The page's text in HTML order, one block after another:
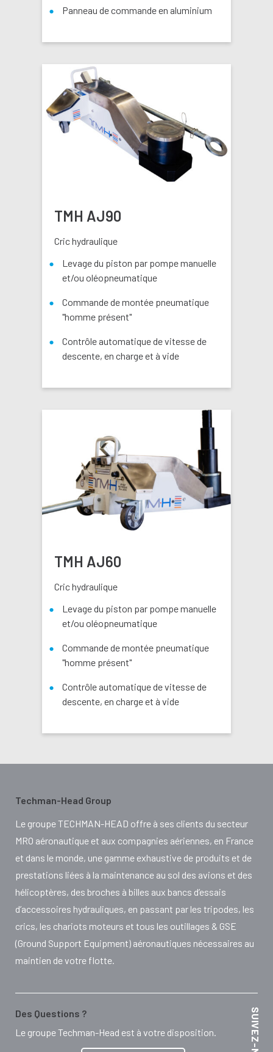
Panneau de commande en aluminium
TMH AJ90
Cric hydraulique
Levage du piston par pompe manuelle
et/ou oléopneumatique
Commande de montée pneumatique
"homme présent"
Contrôle automatique de vitesse de
descente, en charge et à vide
TMH AJ60
Cric hydraulique
Levage du piston par pompe manuelle
et/ou oléopneumatique
Commande de montée pneumatique
"homme présent"
Contrôle automatique de vitesse de
descente, en charge et à vide
Techman-Head Group
Le groupe TECHMAN-HEAD offre à ses clients du secteur
MRO aéronautique et aux compagnies aériennes, en France
et dans le monde, une gamme exhaustive de produits et de
prestations liées à la maintenance au sol des avions et des
hélicoptères, des broches à billes aux bancs d’essais
d’accessoires hydrauliques, en passant par les tripodes, les
crics, les chariots moteurs et tous les outillages & GSE
(Ground Support Equipment) aéronautiques nécessaires au
maintien de votre flotte.
Des Questions ?
Le groupe Techman-Head est à votre disposition.